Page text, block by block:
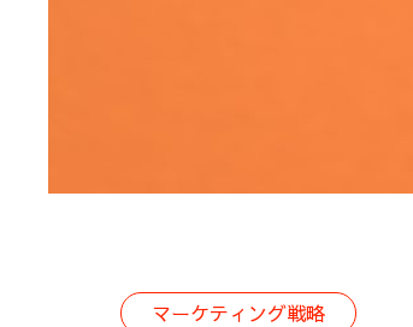
マーケティング戦略